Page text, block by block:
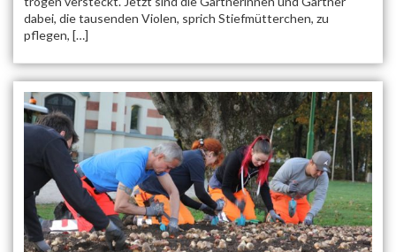
dabei, die tausenden Violen, sprich Stiefmütterchen, zu
pflegen, […]